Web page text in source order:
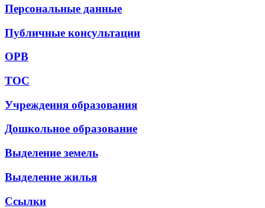
Персональные данные
Публичные консультации
ОРВ
ТОС
Учреждения образования
Дошкольное образование
Выделение земель
Выделение жилья
Ссылки